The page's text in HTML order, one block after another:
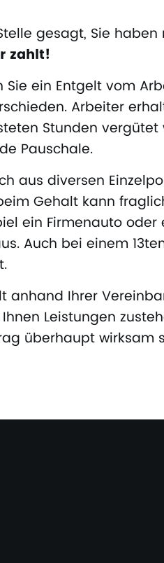
gesagt, Sie
zahlt!
Sie ein Entgelt vom
Arbeiter
Stunden
Pauschale.
aus diversen
Gehalt kann
ein Firmenauto
Auch bei einem
anhand Ihrer
Leistungen
überhaupt wirksam